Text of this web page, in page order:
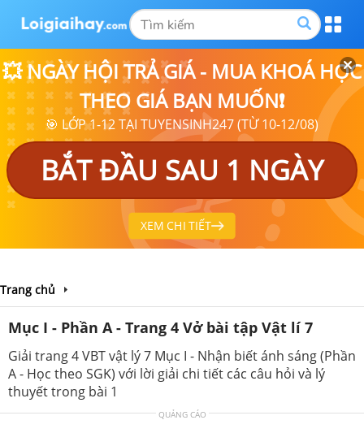
💥 NGÀY HỘI TRẢ GIÁ - MUA KHOÁ HỌC
THEO GIÁ BẠN MUỐN❗
🎯 LỚP 1-12 TẠI TUYENSINH247 (TỪ 10-12/08)
BẮT ĐẦU SAU 1 NGÀY
XEM CHI TIẾT
Trang chủ
Mục I - Phần A - Trang 4 Vở bài tập Vật lí 7
Giải trang 4 VBT vật lý 7 Mục I - Nhận biết ánh sáng (Phần
A - Học theo SGK) với lời giải chi tiết các câu hỏi và lý
thuyết trong bài 1
QUẢNG CÁO